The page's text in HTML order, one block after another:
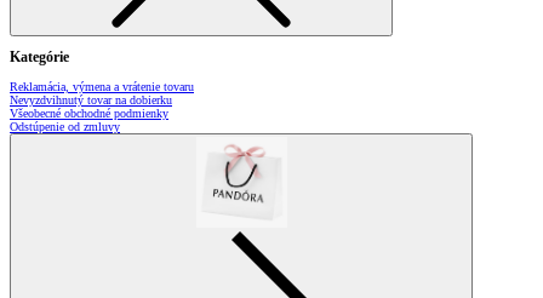
Kategórie
Reklamácia, výmena a vrátenie tovaru
Nevyzdvihnutý tovar na dobierku
Všeobecné obchodné podmienky
Odstúpenie od zmluvy